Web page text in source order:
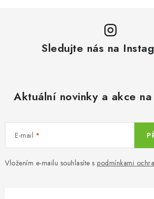
Sledujte nás na
Aktuální novinky a akce
E-mail
Vložením e-mailu souhlasíte s podmínkami